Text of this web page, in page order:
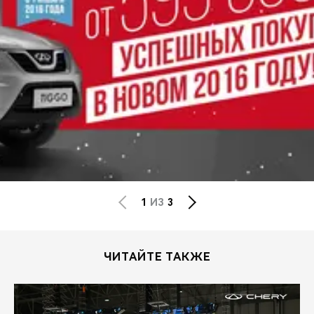
1 ИЗ 3
ЧИТАЙТЕ ТАКЖЕ